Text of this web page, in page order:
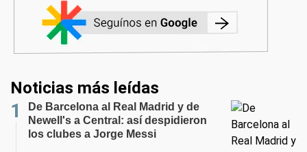
Noticias más leídas
De Barcelona al Real Madrid y de
Newell's a Central: así despidieron
los clubes a Jorge Messi